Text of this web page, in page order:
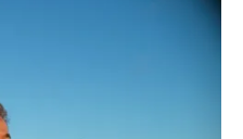
部落是全國第一批投入部
的他來說，部落不只是家
台——從長輩歌聲的低沉迴